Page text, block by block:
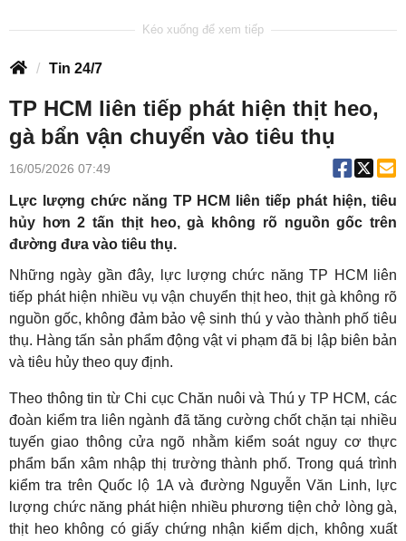
Tin 24/7
TP HCM liên tiếp phát hiện thịt heo,
gà bẩn vận chuyển vào tiêu thụ
16/05/2026 07:49
Lực lượng chức năng TP HCM liên tiếp phát hiện, tiêu
hủy hơn 2 tấn thịt heo, gà không rõ nguồn gốc trên
đường đưa vào tiêu thụ.
Những ngày gần đây, lực lượng chức năng TP HCM liên
tiếp phát hiện nhiều vụ vận chuyển thịt heo, thịt gà không rõ
nguồn gốc, không đảm bảo vệ sinh thú y vào thành phố tiêu
thụ. Hàng tấn sản phẩm động vật vi phạm đã bị lập biên bản
và tiêu hủy theo quy định.
Theo thông tin từ Chi cục Chăn nuôi và Thú y TP HCM, các
đoàn kiểm tra liên ngành đã tăng cường chốt chặn tại nhiều
tuyến giao thông cửa ngõ nhằm kiểm soát nguy cơ thực
phẩm bẩn xâm nhập thị trường thành phố. Trong quá trình
kiểm tra trên Quốc lộ 1A và đường Nguyễn Văn Linh, lực
lượng chức năng phát hiện nhiều phương tiện chở lòng gà,
thịt heo không có giấy chứng nhận kiểm dịch, không xuất